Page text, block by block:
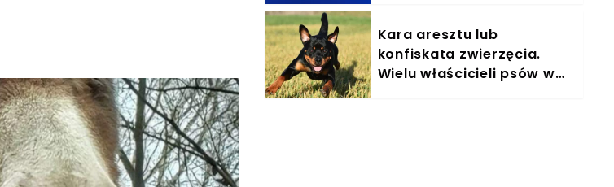
Kara aresztu lub
konfiskata zwierzęcia.
Wielu właścicieli psów w